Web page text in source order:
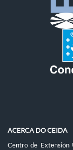
ACERCA DO CEIDA
Centro de Extensión